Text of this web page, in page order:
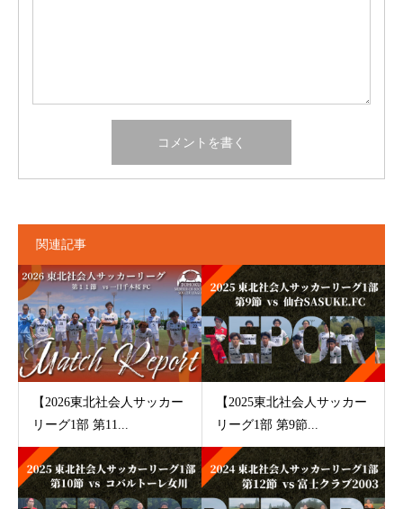
関連記事
【2026東北社会人サッカー
リーグ1部 第11...
【2025東北社会人サッカー
リーグ1部 第9節...